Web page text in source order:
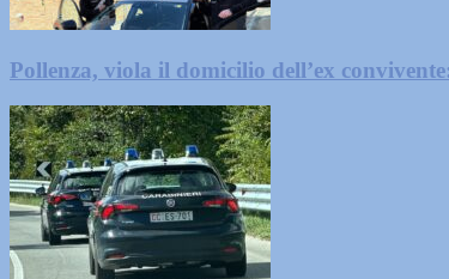
Pollenza, viola il domicilio dell’ex